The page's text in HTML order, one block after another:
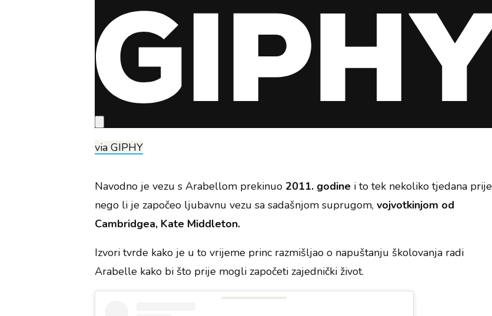
via GIPHY
Navodno je vezu s Arabellom prekinuo 2011. godine i to tek nekoliko tjedana prije
nego li je započeo ljubavnu vezu sa sadašnjom suprugom,vojvotkinjom od
Cambridgea, Kate Middleton.
Izvori tvrde kako je u to vrijeme princ razmišljao o napuštanju školovanja radi
Arabelle kako bi što prije mogli započeti zajednički život.